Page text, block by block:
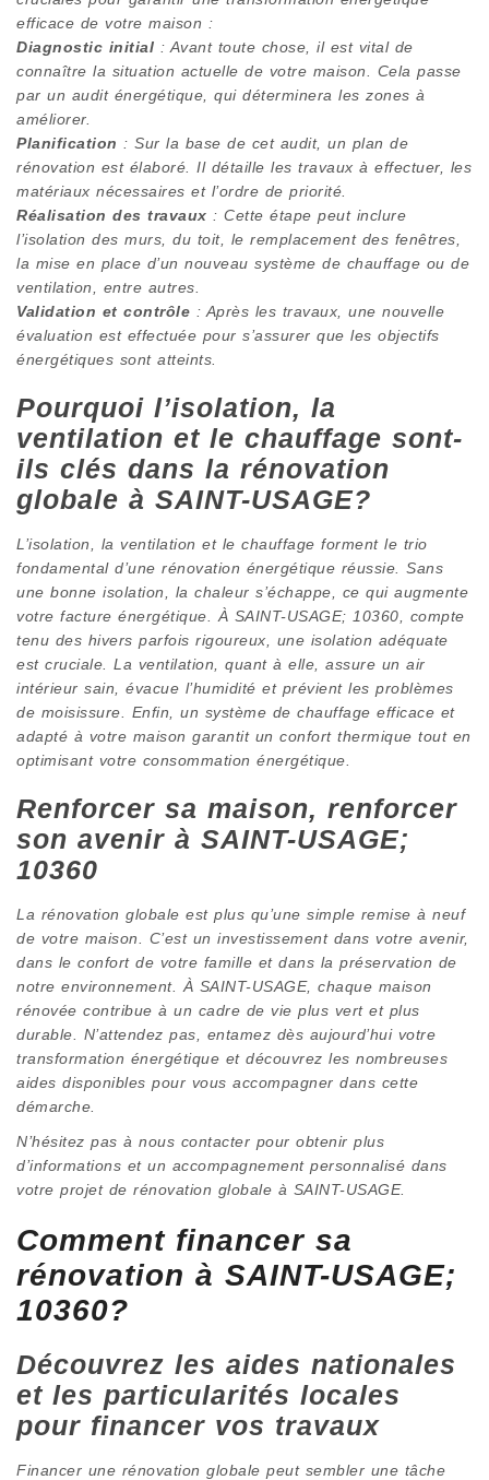
efficace de votre maison :
Diagnostic initial : Avant toute chose, il est vital de
connaître la situation actuelle de votre maison. Cela passe
par un audit énergétique, qui déterminera les zones à
améliorer.
Planification : Sur la base de cet audit, un plan de
rénovation est élaboré. Il détaille les travaux à effectuer, les
matériaux nécessaires et l’ordre de priorité.
Réalisation des travaux : Cette étape peut inclure
l’isolation des murs, du toit, le remplacement des fenêtres,
la mise en place d’un nouveau système de chauffage ou de
ventilation, entre autres.
Validation et contrôle : Après les travaux, une nouvelle
évaluation est effectuée pour s’assurer que les objectifs
énergétiques sont atteints.
Pourquoi l’isolation, la
ventilation et le chauffage sont-
ils clés dans la rénovation
globale à SAINT-USAGE?
L’isolation, la ventilation et le chauffage forment le trio
fondamental d’une rénovation énergétique réussie. Sans
une bonne isolation, la chaleur s’échappe, ce qui augmente
votre facture énergétique. À SAINT-USAGE; 10360, compte
tenu des hivers parfois rigoureux, une isolation adéquate
est cruciale. La ventilation, quant à elle, assure un air
intérieur sain, évacue l’humidité et prévient les problèmes
de moisissure. Enfin, un système de chauffage efficace et
adapté à votre maison garantit un confort thermique tout en
optimisant votre consommation énergétique.
Renforcer sa maison, renforcer
son avenir à SAINT-USAGE;
10360
La rénovation globale est plus qu’une simple remise à neuf
de votre maison. C’est un investissement dans votre avenir,
dans le confort de votre famille et dans la préservation de
notre environnement. À SAINT-USAGE, chaque maison
rénovée contribue à un cadre de vie plus vert et plus
durable. N’attendez pas, entamez dès aujourd’hui votre
transformation énergétique et découvrez les nombreuses
aides disponibles pour vous accompagner dans cette
démarche.
N’hésitez pas à nous contacter pour obtenir plus
d’informations et un accompagnement personnalisé dans
votre projet de rénovation globale à SAINT-USAGE.
Comment financer sa
rénovation à SAINT-USAGE;
10360?
Découvrez les aides nationales
et les particularités locales
pour financer vos travaux
Financer une rénovation globale peut sembler une tâche